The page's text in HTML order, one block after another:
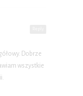
Dobrze
wszystkie